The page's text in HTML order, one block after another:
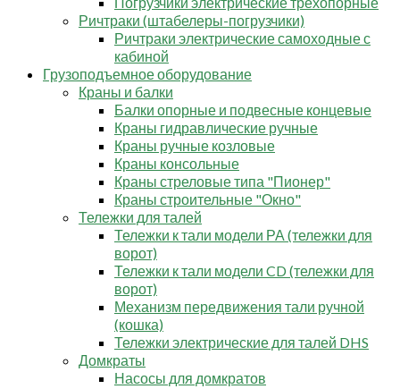
Ричтраки (штабелеры-погрузчики)
Ричтраки электрические самоходные с
кабиной
Грузоподъемное оборудование
Краны и балки
Балки опорные и подвесные концевые
Краны гидравлические ручные
Краны ручные козловые
Краны консольные
Краны стреловые типа "Пионер"
Краны строительные "Окно"
Тележки для талей
Тележки к тали модели РА (тележки для
ворот)
Тележки к тали модели CD (тележки для
ворот)
Механизм передвижения тали ручной
(кошка)
Тележки электрические для талей DHS
Домкраты
Насосы для домкратов